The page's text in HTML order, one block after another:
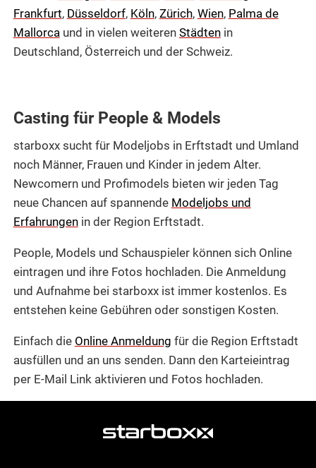
Frankfurt, Düsseldorf, Köln, Zürich, Wien, Palma de
Mallorca und in vielen weiteren Städtenin
Deutschland, Österreich und der Schweiz.
Casting für People & Models
starboxx sucht für Modeljobs in Erftstadt und Umland
noch Männer, Frauen und Kinder in jedem Alter.
Newcomern und Profimodels bieten wir jeden Tag
neue Chancen auf spannende Modeljobs und
Erfahrungenin der Region Erftstadt.
People, Models und Schauspieler können sich Online
eintragen und ihre Fotos hochladen. Die Anmeldung
und Aufnahme bei starboxx ist immer kostenlos. Es
entstehen keine Gebühren oder sonstigen Kosten.
Einfach die Online Anmeldung für die Region Erftstadt
ausfüllen und an uns senden. Dann den Karteieintrag
per E-Mail Link aktivieren und Fotos hochladen.